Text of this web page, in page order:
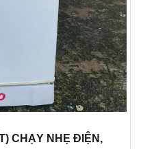
CHẠY NHẸ ĐIỆN,